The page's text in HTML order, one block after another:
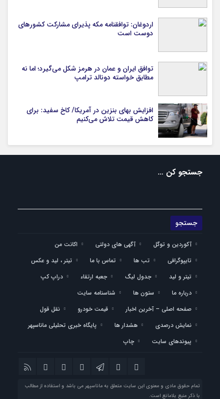
اردوغان: توافقنامه مکه پذیرای مشارکت کشورهای
دوست است
توافق ایران و عمان در هرمز شکل می‌گیرد؛ اما نه
مطابق خواسته دونالد ترامپ
افزایش بهای بنزین در آمریکا/ کاخ سفید: برای
کاهش قیمت تلاش می‌کنیم
جستجو کن …
آکوردین و توگل آگهی های دولتی
اکانت من
تایپوگرافی
تب ها تماس با ما
تیتر ، لید و عکس
تیتر و لید
جدول لیگ جعبه ارتقاء
دراپ کپ
درباره ما
ستون ها
شناسنامه سایت
صفحه اصلی – آخرین اخبار
قیمت خودرو
نقل قول
نمایش درصدی
هشدار ها
پایگاه خبری تحلیلی ماناسپهر
پیوندهای سایت
چاپ
تمام حقوق مادی و معنوی این سایت متعلق به ماناسپهر می باشد و استفاده از مطالب
با ذکر منبع بلامانع است.